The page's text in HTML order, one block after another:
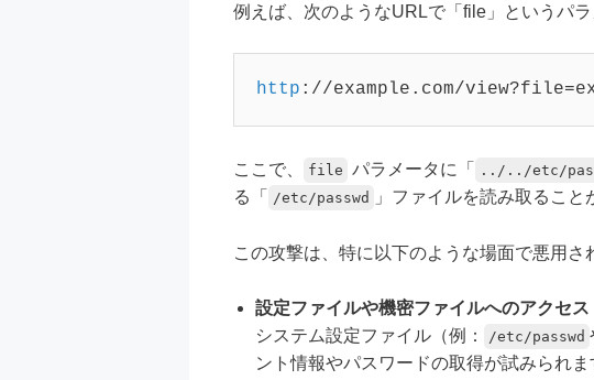
例えば、次のようなURLで「file」というパ
http : //example.com/
ここで、 file パラメータに「 ../../etc/
る「
/etc/passwd 」ファイルを読み取ること
この攻撃は、特に以下のような場面で悪用さ
設定ファイルや機密ファイルへのアクセス
システム設定ファイル（例：
/etc/passwd
ント情報やパスワードの取得が試みられま